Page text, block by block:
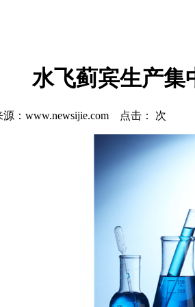
水飞蓟宾生产集
：www.newsijie.com 点击： 次